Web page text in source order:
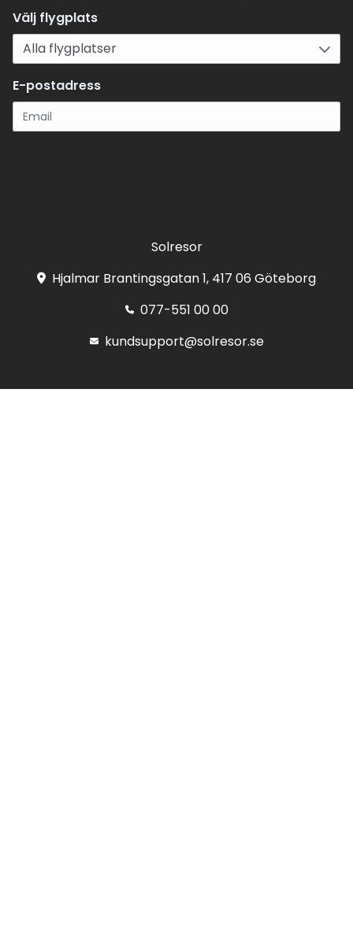
Välj flygplats
E-postadress
Solresor
Hjalmar Brantingsgatan 1, 417 06 Göteborg
077-551 00 00
kundsupport@solresor.se